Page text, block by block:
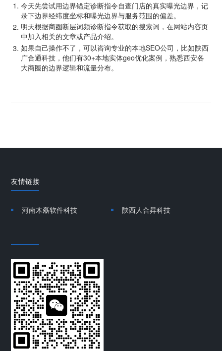
今天先尝试用边界锚定诊断指令自查门店的真实曝光边界，记
录下边界经纬度坐标和曝光边界与服务范围的偏差。
明天根据商圈断层词频诊断指令获取的搜索词，在网站内容页
中加入相关的文章或产品介绍。
如果自己操作不了，可以咨询专业的本地SEO公司，比如陕西
广合通科技，他们有30+本地实体geo优化案例，熟悉西安各
大商圈的边界逻辑和流量分布。
友情链接
河南木磊软件科技 陕西人合昇科技